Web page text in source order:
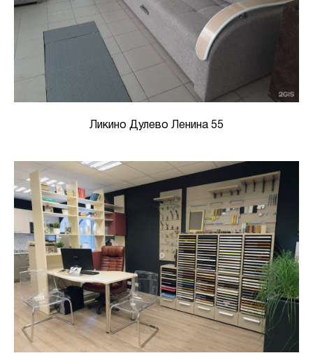
Ликино Дулево Ленина 55